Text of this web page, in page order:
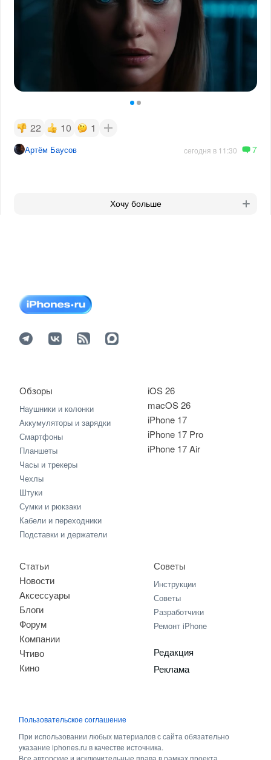
22 10 1
Артём Баусов сегодня в 11:30 7
Хочу больше
iOS 26
macOS 26
iPhone 17
iPhone 17 Pro
iPhone 17 Air
Обзоры
Наушники и колонки
Аккумуляторы и зарядки
Смартфоны
Планшеты
Часы и трекеры
Чехлы
Штуки
Сумки и рюкзаки
Кабели и переходники
Подставки и держатели
Статьи
Новости
Аксессуары
Блоги
Форум
Компании
Чтиво
Кино
Советы
Инструкции
Советы
Разработчики
Ремонт iPhone
Редакция
Реклама
Пользовательское соглашение
При использовании любых материалов с сайта обязательно
указание iphones.ru в качестве источника.
Все авторские и исключительные права в рамках проекта